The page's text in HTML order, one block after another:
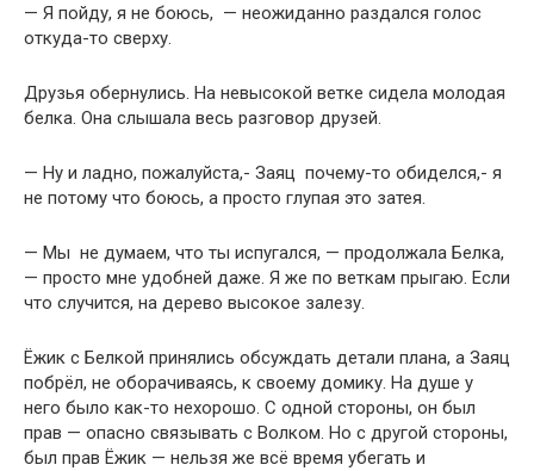
— Я пойду, я не боюсь, — неожиданно раздался голос
откуда-то сверху.
Друзья обернулись. На невысокой ветке сидела молодая
белка. Она слышала весь разговор друзей.
— Ну и ладно, пожалуйста,- Заяц почему-то обиделся,- я
не потому что боюсь, а просто глупая это затея.
— Мы не думаем, что ты испугался, — продолжала Белка,
— просто мне удобней даже. Я же по веткам прыгаю. Если
что случится, на дерево высокое залезу.
Ёжик с Белкой принялись обсуждать детали плана, а Заяц
побрёл, не оборачиваясь, к своему домику. На душе у
него было как-то нехорошо. С одной стороны, он был
прав — опасно связывать с Волком. Но с другой стороны,
был прав Ёжик — нельзя же всё время убегать и